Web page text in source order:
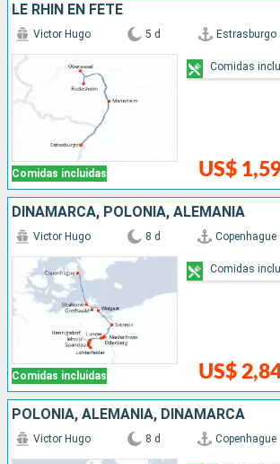
LE RHIN EN FÊTE
Comidas incluidas
Victor Hugo 5 d Estrasburgo
US$
Comidas
DINAMARCA, POLONIA, ALEMANIA
Comidas incluidas
Victor Hugo 8 d Copenhague
US$
Comidas
POLONIA, ALEMANIA, DINAMARCA
Victor Hugo 8 d Copenhague